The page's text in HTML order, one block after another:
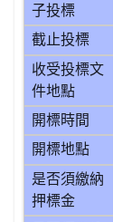
子投標
截止投標
收受投標文
件地點
開標時間
開標地點
是否須繳納
押標金